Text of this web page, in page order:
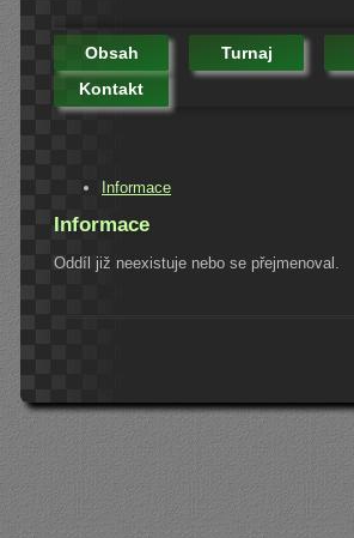
Obsah Turnaj
Kontakt
Informace
Informace
Oddíl již neexistuje nebo se přejmenoval.